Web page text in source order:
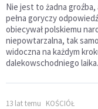
Nie jest to żadna
pełna goryczy
obiecywał polskiemu
niepowtarzalna, tak
widoczna na każdym
dalekowschodniego laika.
13 lat temu KOŚCIÓŁ